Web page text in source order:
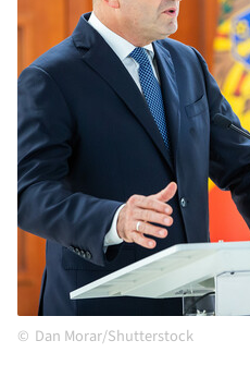
Dan Morar/Shutterstock